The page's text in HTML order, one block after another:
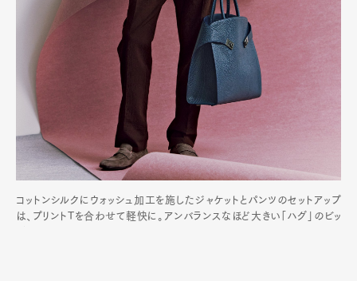
コットンシルクにウォッシュ加工を施したジャケットとパンツのセットアップ
は、プリントTを合わせて軽快に。アンバランスなほど大きい「ハグ」のビッ